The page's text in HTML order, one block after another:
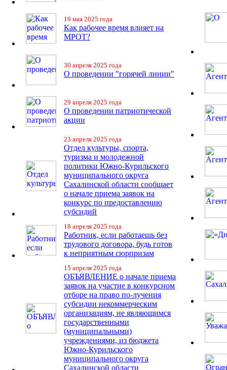
19 мая 2025 года
Как рабочее время влияет на
МРОТ?
30 апреля 2025 года
О проведении "горячей линии"
29 апреля 2025 года
О проведении патриотической
акции
23 апреля 2025 года
Отдел культуры, спорта,
туризма и молодежной
политики Южно-Курильского
муниципального округа
Сахалинской области сообщает
о начале приема заявок на
конкурс по предоставлению
субсидий
18 апреля 2025 года
Работник, если работаешь без
трудового договора, будь готов
к неприятным сюрпризам
15 апреля 2025 года
ОБЪЯВЛЕНИЕ о начале приема
заявок на участие в конкурсном
отборе на право по-лучения
субсидии некоммерческим
организациям, не являющимся
государственными
(муниципальными)
учреждениями, из бюджета
Южно-Курильского
муниципального округа
Сахалинской области